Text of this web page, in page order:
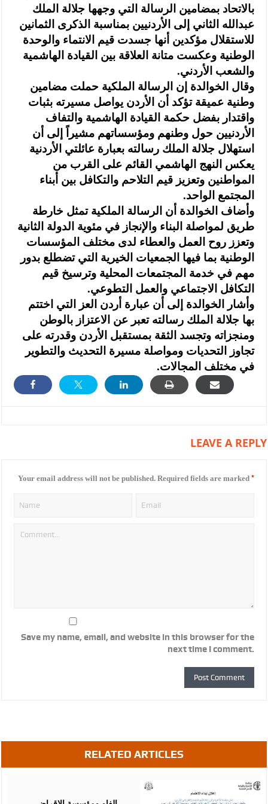
بالاتحاد بمضامين الرسالة التي وجهها جلالة الملك
عبدالله الثاني إلى الأردنيين بمناسبة الذكرى الثمانين
للاستقلال مؤكدين أنها جسدت قيم الانتماء والوحدة
الوطنية وعكست متانة العلاقة بين القيادة الهاشمية
والشعب الأردني.
وقال الخوالدة إن الرسالة الملكية حملت مضامين
وطنية عميقة تؤكد أن الأردن يواصل مسيرته بثبات
واقتدار بفضل حكمة القيادة الهاشمية والتفاف
الأردنيين حول وطنهم ومؤسساتهم مشيراً إلى أن
استهلال جلالة الملك رسالته بعبارة عائلتي الأردنية
يعكس النهج الهاشمي القائم على القرب من
المواطنين وتعزيز قيم التلاحم والتكافل بين أبناء
المجتمع الواحد.
وأضاف الخوالدة أن الرسالة الملكية تمثل خارطة
طريق لمواصلة البناء والإنجاز في مئوية الدولة الثانية
وتعزز روح العمل والعطاء لدى مختلف المؤسسات
الوطنية بما فيها الجمعيات الخيرية التي تضطلع بدور
مهم في خدمة المجتمعات المحلية وترسيخ قيم
التكافل الاجتماعي والعمل التطوعي.
وأشار الخوالدة إلى أن عبارة أردن العز التي اختتم
بها جلالة الملك رسالته تعبر عن الاعتزاز بالوطن
ومنجزاته وتجسد الثقة بمستقبل الأردن وقدرته على
تجاوز التحديات ومواصلة مسيرة التحديث والتطوير
في مختلف المجالات.
LEAVE A REPLY
Your email address will not be published. Required fields are marked *
Save my name, email, and website in this browser for the
next time I comment.
RELATED ARTICLES